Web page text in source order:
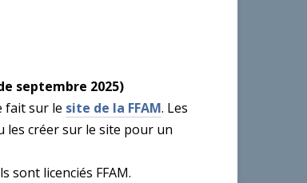
septembre 2025)
fait sur le site de la FFAM. Les
les créer sur le site pour un
sont licenciés FFAM.